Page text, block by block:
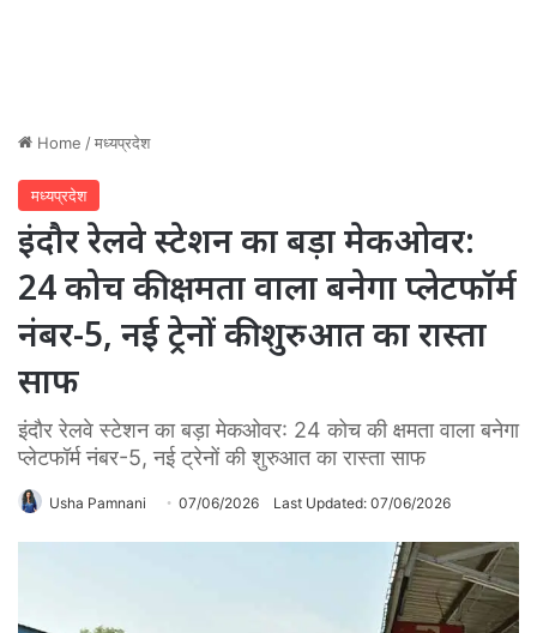
Home /मध्यप्रदेश
मध्यप्रदेश
इंदौर रेलवे स्टेशन का बड़ा मेकओवर:
24 कोच की क्षमता वाला बनेगा प्लेटफॉर्म
नंबर-5, नई ट्रेनों की शुरुआत का रास्ता
साफ
इंदौर रेलवे स्टेशन का बड़ा मेकओवर: 24 कोच की क्षमता वाला बनेगा
प्लेटफॉर्म नंबर-5, नई ट्रेनों की शुरुआत का रास्ता साफ
Usha Pamnani 07/06/2026 Last Updated: 07/06/2026